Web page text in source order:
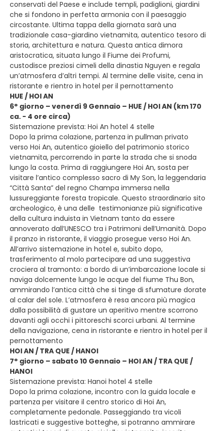
conservati del Paese e include templi, padiglioni, giardini
che si fondono in perfetta armonia con il paesaggio
circostante. Ultima tappa della giornata sarà una
tradizionale casa-giardino vietnamita, autentico tesoro di
storia, architettura e natura. Questa antica dimora
aristocratica, situata lungo il Fiume dei Profumi,
custodisce preziosi cimeli della dinastia Nguyen e regala
un’atmosfera d’altri tempi. Al termine delle visite, cena in
ristorante e rientro in hotel per il pernottamento
HUE / HOI AN
6° giorno – venerdì 9 Gennaio – HUE / HOI AN (km 170
ca. - 4 ore circa)
Sistemazione prevista: Hoi An hotel 4 stelle
Dopo la prima colazione, partenza in pullman privato
verso Hoi An, autentico gioiello del patrimonio storico
vietnamita, percorrendo in parte la strada che si snoda
lungo la costa. Prima di raggiungere Hoi An, sosta per
visitare l’antico complesso sacro di My Son, la leggendaria
“Città Santa” del regno Champa immersa nella
lussureggiante foresta tropicale. Questo straordinario sito
archeologico, è una delle testimonianze più significative
della cultura induista in Vietnam tanto da essere
annoverato dall’UNESCO tra i Patrimoni dell’Umanità. Dopo
il pranzo in ristorante, il viaggio prosegue verso Hoi An.
All’arrivo sistemazione in hotel e, subito dopo,
trasferimento al molo partecipare ad una suggestiva
crociera al tramonto: a bordo di un’imbarcazione locale si
naviga dolcemente lungo le acque del fiume Thu Bon,
ammirando l’antica città che si tinge di sfumature dorate
al calar del sole. L’atmosfera è resa ancora più magica
dalla possibilità di gustare un aperitivo mentre scorrono
davanti agli occhi i pittoreschi scorci urbani. Al termine
della navigazione, cena in ristorante e rientro in hotel per il
pernottamento
HOI AN / TRA QUE / HANOI
7° giorno – sabato 10 Gennaio – HOI AN / TRA QUE /
HANOI
Sistemazione prevista: Hanoi hotel 4 stelle
Dopo la prima colazione, incontro con la guida locale e
partenza per visitare il centro storico di Hoi An,
completamente pedonale. Passeggiando tra vicoli
lastricati e suggestive botteghe, si potranno ammirare